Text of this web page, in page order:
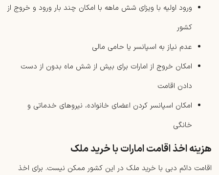
ورود اولیه با ویزای شش ‌ماهه با امکان چند بار ورود و خروج از
کشور
عدم نیاز به اسپانسر یا حامی مالی
امکان خروج از امارات برای بیش از شش ماه بدون از دست
دادن اقامت
امکان اسپانسر کردن اعضای خانواده، نیروهای خدماتی و
خانگی
هزینه اخذ اقامت امارات با خرید ملک
اقامت دائم دبی با خرید ملک در این کشور ممکن نیست. برای اخذ